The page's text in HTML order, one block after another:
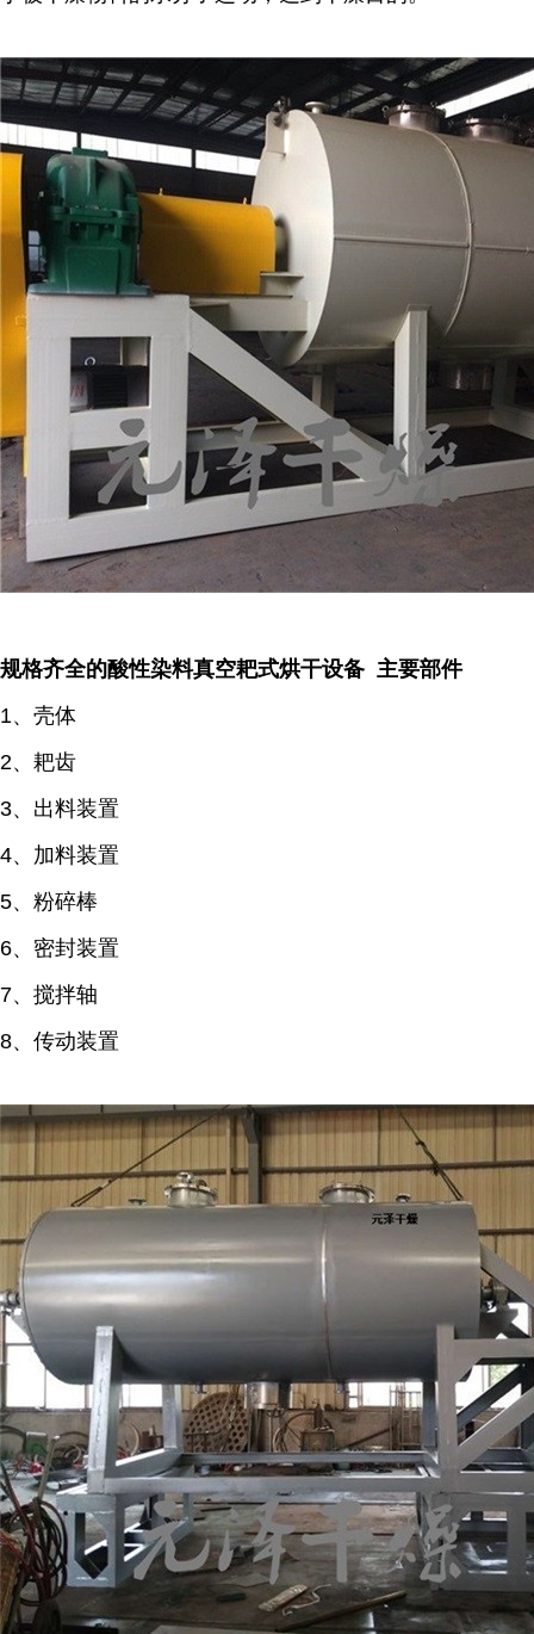
规格齐全的酸性染料真空耙式烘干设备 主要部件
1、壳体
2、耙齿
3、出料装置
4、加料装置
5、粉碎棒
6、密封装置
7、搅拌轴
8、传动装置